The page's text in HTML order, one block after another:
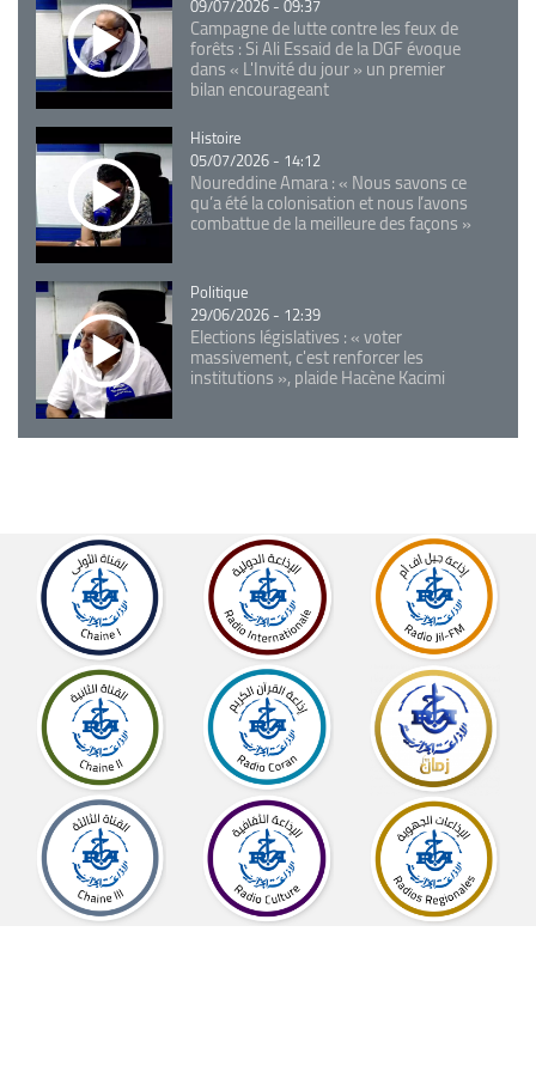
09/07/2026 - 09:37
Campagne de lutte contre les feux de
forêts : Si Ali Essaid de la DGF évoque
dans « L'Invité du jour » un premier
bilan encourageant
Catégorie
Histoire
05/07/2026 - 14:12
Noureddine Amara : « Nous savons ce
qu’a été la colonisation et nous l’avons
combattue de la meilleure des façons »
Catégorie
Politique
29/06/2026 - 12:39
Elections législatives : « voter
massivement, c'est renforcer les
institutions », plaide Hacène Kacimi